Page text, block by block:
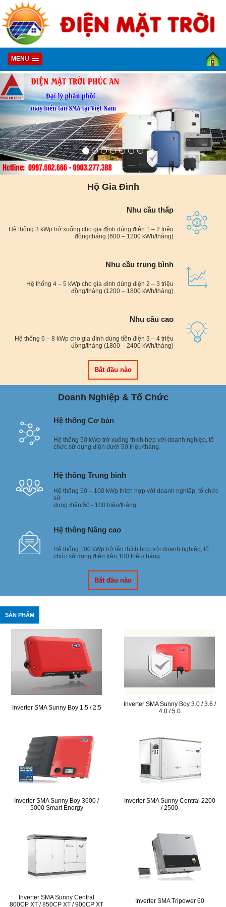
MENU
Hộ Gia Đình
Nhu cầu thấp
Hệ thống 3 kWp trở xuống cho gia đình dùng điện 1 – 2 triệu
đồng/tháng (600 – 1200 kWh/tháng)
Nhu cầu trung bình
Hệ thống 4 – 5 kWp cho gia đình dùng điện 2 – 3 triệu
đồng/tháng (1200 – 1800 kWh/tháng)
Nhu cầu cao
Hệ thống 6 – 8 kWp cho gia đình dùng tiền điện 3 – 4 triệu
đồng/tháng (1800 – 2400 kWh/tháng)
Bắt đầu nào
Doanh Nghiệp & Tổ Chức
Hệ thống Cơ bản
Hệ thống 50 kWp trở xuống thích hợp với doanh nghiệp, tổ
chức sử dụng điện dưới 50 triệu/tháng.
Hệ thống Trung bình
Hệ thống 50 – 100 kWp thích hợp với doanh nghiệp, tổ chức
sử
dụng điện 50 - 100 triệu/tháng.
Hệ thông Nâng cao
Hệ thống 100 kWp trở lên thích hợp với doanh nghiệp, tổ
chức sử dụng điện trên 100 triệu/tháng.
Bắt đầu nào
SẢN PHẨM
Inverter SMA Sunny Boy 1.5 / 2.5
Inverter SMA Sunny Boy 3.0 / 3.6 /
4.0 / 5.0
Inverter SMA Sunny Boy 3600 /
5000 Smart Energy
Inverter SMA Sunny Central 2200
/ 2500
Inverter SMA Sunny Central
800CP XT / 850CP XT / 900CP XT
Inverter SMA Tripower 60